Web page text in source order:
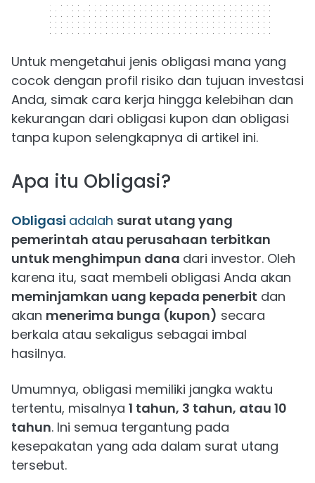
320 x 50
Untuk mengetahui jenis obligasi mana yang
cocok dengan profil risiko dan tujuan investasi
Anda, simak cara kerja hingga kelebihan dan
kekurangan dari obligasi kupon dan obligasi
tanpa kupon selengkapnya di artikel ini.
Apa itu Obligasi?
Obligasi adalah surat utang yang
pemerintah atau perusahaan terbitkan
untuk menghimpun dana dari investor. Oleh
karena itu, saat membeli obligasi Anda akan
meminjamkan uang kepada penerbit dan
akan menerima bunga (kupon) secara
berkala atau sekaligus sebagai imbal
hasilnya.
Umumnya, obligasi memiliki jangka waktu
tertentu, misalnya 1 tahun, 3 tahun, atau 10
tahun. Ini semua tergantung pada
kesepakatan yang ada dalam surat utang
tersebut.